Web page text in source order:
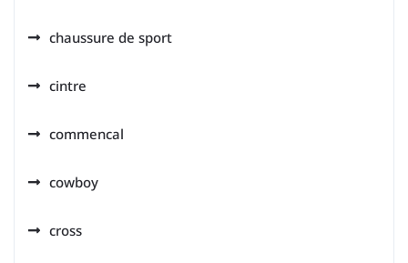
chaussure de sport
cintre
commencal
cowboy
cross